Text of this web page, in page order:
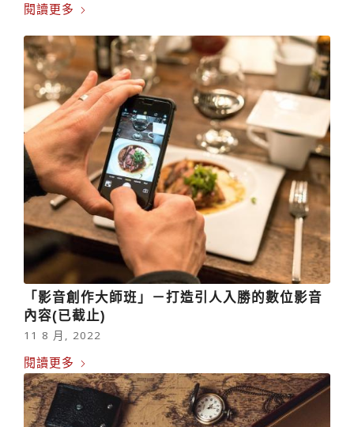
閱讀更多
「影音創作大師班」－打造引人入勝的數位影音
內容(已截止)
11 8 月, 2022
閱讀更多